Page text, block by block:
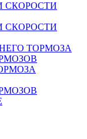
СКОРОСТИ
СКОРОСТИ
ТОРМОЗА